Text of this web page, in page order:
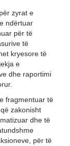
zyrat e
ndërtuar
për të
të
kryesore të
e
dhe raportimi
fragmentuar të
zakonisht
dhe të
për të